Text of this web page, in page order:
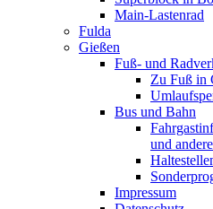
Main-Lastenrad
Fulda
Gießen
Fuß- und
Zu Fuß in
Bus und Bahn
und
Impressum